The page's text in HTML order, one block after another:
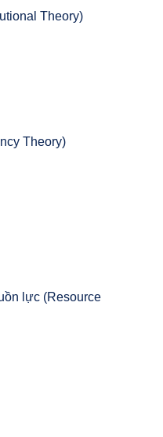
Theory)
Theory)
lực (Resource